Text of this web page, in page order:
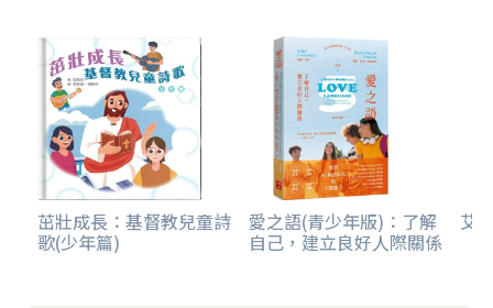
茁壯成長：基督教兒童詩
歌(少年篇)
愛之語(青少年版)：了解
自己，建立良好人際關係
艾